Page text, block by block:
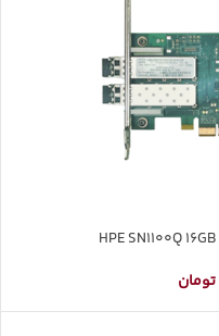
تومان